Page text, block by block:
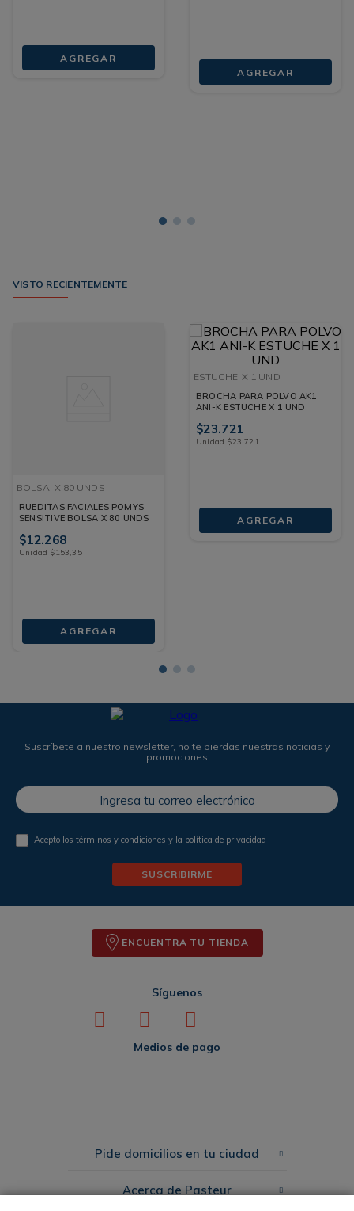
AGREGAR
AGREGAR
VISTO RECIENTEMENTE
BOLSA X 80 UNDS
RUEDITAS FACIALES POMYS
SENSITIVE BOLSA X 80 UNDS
$12.268
Unidad $153,35
AGREGAR
ESTUCHE X 1 UND
BROCHA PARA POLVO AK1
ANI-K ESTUCHE X 1 UND
$23.721
Unidad $23.721
AGREGAR
Suscríbete a nuestro newsletter, no te pierdas nuestras noticias y
promociones
Acepto lostérminos y condiciones y la política de privacidad
SUSCRIBIRME
ENCUENTRA TU TIENDA
Síguenos
Medios de pago
Pide domicilios en tu ciudad
Acerca de Pasteur